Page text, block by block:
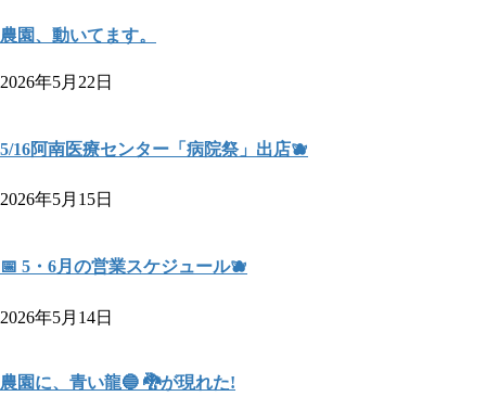
農園、動いてます。
2026年5月22日
5/16阿南医療センター「病院祭」出店🫐
2026年5月15日
📅 5・6月の営業スケジュール🫐
2026年5月14日
農園に、青い龍🔵 🐉が現れた!